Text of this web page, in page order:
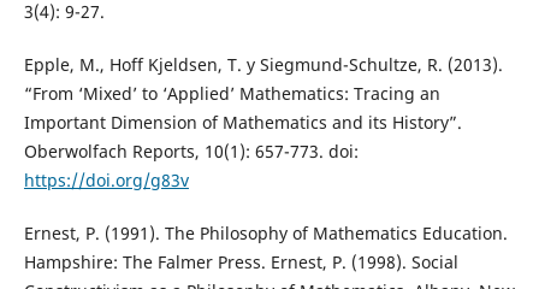
3(4): 9-27.
Epple, M., Hoff Kjeldsen, T. y Siegmund-Schultze, R. (2013).
“From ‘Mixed’ to ‘Applied’ Mathematics: Tracing an
Important Dimension of Mathematics and its History”.
Oberwolfach Reports, 10(1): 657-773. doi:
https://doi.org/g83v
Ernest, P. (1991). The Philosophy of Mathematics Education.
Hampshire: The Falmer Press. Ernest, P. (1998). Social